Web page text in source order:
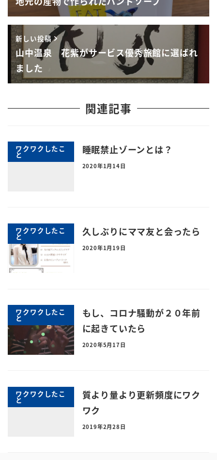
新しい投稿
山中温泉 花紫がサービス優秀旅館に選ばれ
ました
関連記事
ワクワクしたこ
と 睡眠禁止ゾーンとは？
2020年1月14日
ワクワクしたこ
と 久しぶりにママ友と会ったら
2020年1月19日
ワクワクしたこ
と
もし、コロナ騒動が２０年前
に起きていたら
2020年5月17日
ワクワクしたこ
と
質より量より更新頻度にワク
ワク
2019年2月28日